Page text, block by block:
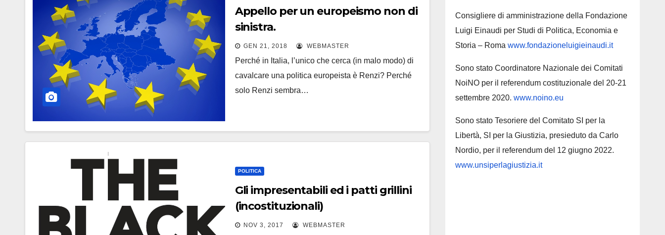
Appello per un europeismo non di
sinistra.
GEN 21, 2018 WEBMASTER
Perché in Italia, l’unico che cerca (in malo modo) di
cavalcare una politica europeista è Renzi? Perché
solo Renzi sembra…
POLITICA
Gli impresentabili ed i patti grillini
(incostituzionali)
NOV 3, 2017 WEBMASTER
Consigliere di amministrazione della Fondazione
Luigi Einaudi per Studi di Politica, Economia e
Storia – Romawww.fondazioneluigieinaudi.it
Sono stato Coordinatore Nazionale dei Comitati
NoiNO per il referendum costituzionale del 20-21
settembre 2020.www.noino.eu
Sono stato Tesoriere del Comitato SI per la
Libertà, SI per la Giustizia, presieduto da Carlo
Nordio, per il referendum del 12 giugno 2022.
www.unsiperlagiustizia.it